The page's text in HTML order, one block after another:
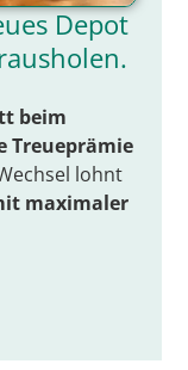
Depot
beim
Treueprämie
lohnt
maximaler